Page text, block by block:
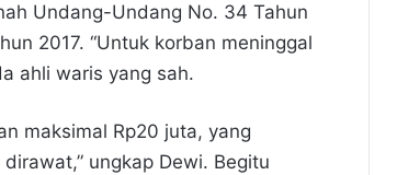
Undang-Undang No. 34 Tahun
2017. “Untuk korban meninggal
ahli waris yang sah.
maksimal Rp20 juta, yang
ungkap Dewi. Begitu